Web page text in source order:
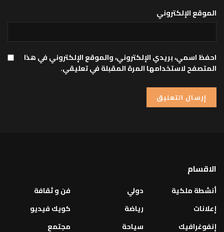
الموقع الإلكتروني
احفظ اسمي، بريدي الإلكتروني، والموقع الإلكتروني في هذا
المتصفح لاستخدامها المرة المقبلة في تعليقي.
الاقسام
أنشطة ملكية
إعلانات
إنفوغرافيك
دولي
رياضة
سياحة
فن و ثقافة
كويك فيديو
مجتمع